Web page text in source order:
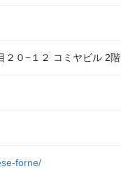
２０−１２ コミヤビル 2階
forne/